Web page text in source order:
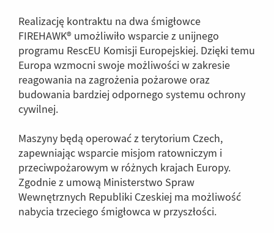
Realizację kontraktu na dwa śmigłowce
FIREHAWK® umożliwiło wsparcie z unijnego
programu RescEU Komisji Europejskiej. Dzięki temu
Europa wzmocni swoje możliwości w zakresie
reagowania na zagrożenia pożarowe oraz
budowania bardziej odpornego systemu ochrony
cywilnej.
Maszyny będą operować z terytorium Czech,
zapewniając wsparcie misjom ratowniczym i
przeciwpożarowym w różnych krajach Europy.
Zgodnie z umową Ministerstwo Spraw
Wewnętrznych Republiki Czeskiej ma możliwość
nabycia trzeciego śmigłowca w przyszłości.